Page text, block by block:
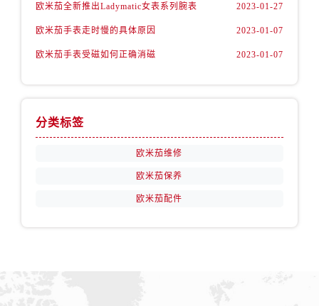
山西省太原市迎泽区迎泽街道解放路15号亨得利名表维修授权店3楼欧米茄售后服务中心（需提前预约）
欧米茄全新推出Ladymatic女表系列腕表 2023-01-27
欧米茄手表走时慢的具体原因 2023-01-07
欧米茄手表受磁如何正确消磁 2023-01-07
分类标签
欧米茄维修
欧米茄保养
欧米茄配件